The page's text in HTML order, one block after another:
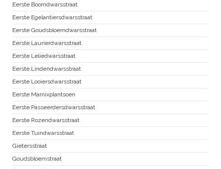
Eerste Boomdwarsstraat
Eerste Egelantiersdwarsstraat
Eerste Goudsbloemdwarsstraat
Eerste Laurierdwarsstraat
Eerste Leliedwarsstraat
Eerste Lindendwarsstraat
Eerste Looiersdwarsstraat
Eerste Marnixplantsoen
Eerste Passeerdersdwarsstraat
Eerste Rozendwarsstraat
Eerste Tuindwarsstraat
Gietersstraat
Goudsbloemstraat